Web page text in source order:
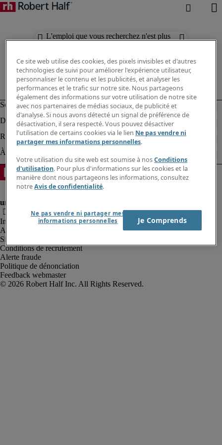
L'emploi que vous recherchez n'est plus
Informations sur la société
Avis de confidentialité
Site web et cookies
Conditions de recrutement
Alerte fraude
Politique de dénonciation
Feedback webmaster
Ce site web utilise des cookies, des pixels invisibles et d'autres
technologies de suivi pour améliorer l'expérience utilisateur,
personnaliser le contenu et les publicités, et analyser les
performances et le trafic sur notre site. Nous partageons
également des informations sur votre utilisation de notre site
avec nos partenaires de médias sociaux, de publicité et
d'analyse. Si nous avons détecté un signal de préférence de
désactivation, il sera respecté. Vous pouvez désactiver
l'utilisation de certains cookies via le lien Ne pas vendre ni
partager mes informations personnelles.
Votre utilisation du site web est soumise à nosConditions
d'utilisation. Pour plus d'informations sur les cookies et la
manière dont nous partageons les informations, consultez
notreAvis de confidentialité.
Ne pas vendre ni partager mes
informations personnelles
Je Comprends